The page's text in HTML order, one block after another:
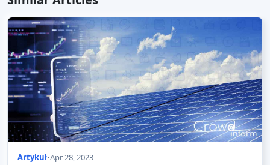
Artykuł•Apr 28, 2023